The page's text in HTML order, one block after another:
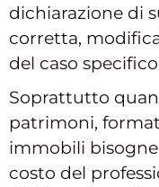
dichiarazione di
corretta,
del caso
Soprattutto
patrimoni,
immobili
costo del